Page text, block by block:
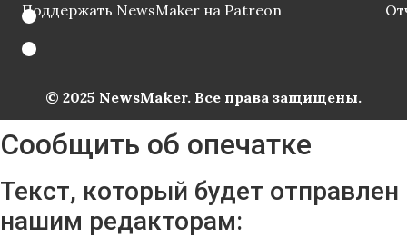
Поддержать NewsMaker на Patreon
© 2025 NewsMaker. Все права защищены.
Сообщить об опечатке
Текст, который будет отправлен
нашим редакторам: